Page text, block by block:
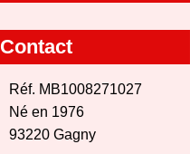
Contact
Réf. MB1008271027
Né en 1976
93220 Gagny